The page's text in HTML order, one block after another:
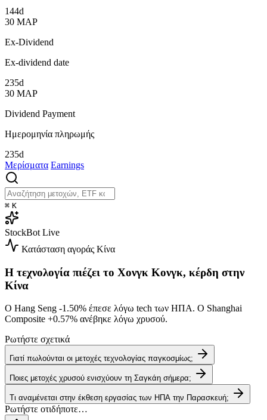
144d
30 ΜΑΡ
Ex-Dividend
Ex-dividend date
235d
30 ΜΑΡ
Dividend Payment
Ημερομηνία πληρωμής
235d
Μερίσματα Earnings
⌘ K
StockBot Live
Κατάσταση αγοράς Κίνα
Η τεχνολογία πιέζει το Χονγκ Κονγκ, κέρδη στην
Κίνα
Ο Hang Seng -1.50% έπεσε λόγω tech των ΗΠΑ. Ο Shanghai
Composite +0.57% ανέβηκε λόγω χρυσού.
Ρωτήστε σχετικά
Γιατί πωλούνται οι μετοχές τεχνολογίας παγκοσμίως;
Ποιες μετοχές χρυσού ενισχύουν τη Σαγκάη σήμερα;
Τι αναμένεται στην έκθεση εργασίας των ΗΠΑ την Παρασκευή;